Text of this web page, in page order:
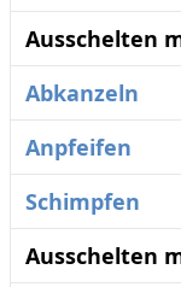
Ausschelten
Abkanzeln
Anpfeifen
Schimpfen
Ausschelten